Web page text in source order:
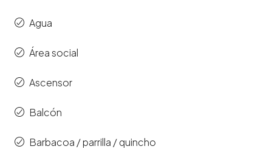
Agua
Área social
Ascensor
Balcón
Barbacoa / parrilla / quincho